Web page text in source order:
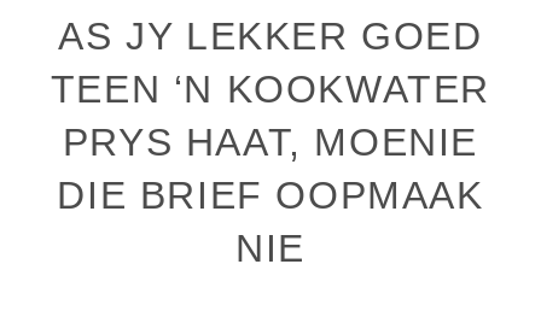
AS JY LEKKER GOED
TEEN ‘N KOOKWATER
PRYS HAAT, MOENIE
DIE BRIEF OOPMAAK
NIE